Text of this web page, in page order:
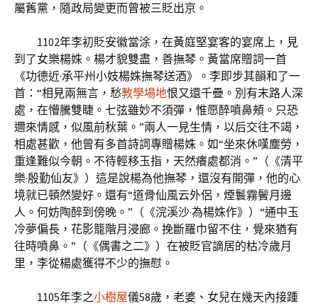
屬舊黨，隨政局變更而曾被三貶出京。
1102年李初貶安徽當涂，在黃庭堅宴客的宴席上，見
到了女樂楊姝。楊才貌雙盡，善撫琴。黃當席贈詞一首
《功德近·承平州小妓楊姝撫琴送酒》。李即步其韻和了一
首：“相見兩無言，愁教學場地恨又還千疊。別有末路人深
處，在懵騰雙睫。七弦雖妙不須彈，惟愿醉噴鼻頰。只恐
邇來情感，似風前秋葉。”兩人一見生情，以后交往不竭，
相處甚歡，他曾有多首詩詞專贈楊姝。如“坐來休嘆塵勞，
重逢難似今朝。不待輕移玉指，天然癢處都消。”（《清平
樂·殷勤仙友》）這是說楊為他撫琴，還沒有開彈，他的心
境就已頓然變好。還有“道骨仙風云外侶，煙鬟霧鬢月邊
人。何妨陶醉到傍晚。”（《浣溪沙·為楊姝作》）“通中玉
冷夢偏長，花影籠階月浸廊。挽斷羅巾留不住，覺來猶有
往時噴鼻。”（《偶書之二》）在被貶官謫居的枯冷歲月
里，李從楊處獲得不少的撫慰。
1105年李之小樹屋儀58歲，老婆、女兒在幾天內接踵